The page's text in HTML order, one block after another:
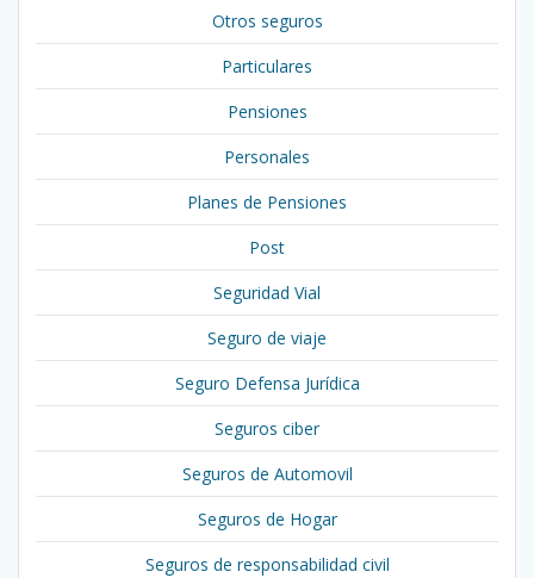
Otros seguros
Particulares
Pensiones
Personales
Planes de Pensiones
Post
Seguridad Vial
Seguro de viaje
Seguro Defensa Jurídica
Seguros ciber
Seguros de Automovil
Seguros de Hogar
Seguros de responsabilidad civil